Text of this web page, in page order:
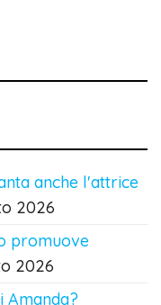
anche l'attrice
2026
promuove
2026
Amanda?